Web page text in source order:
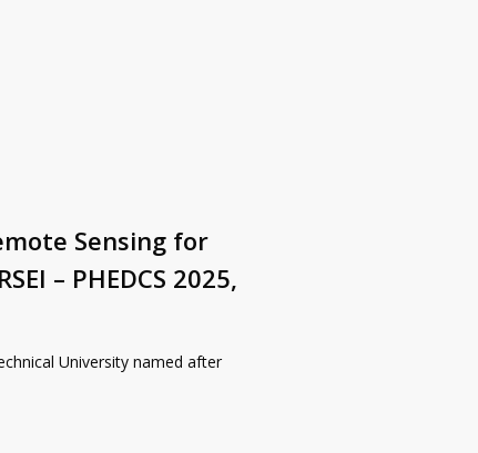
Sensing for
– PHEDCS 2025,
University named after